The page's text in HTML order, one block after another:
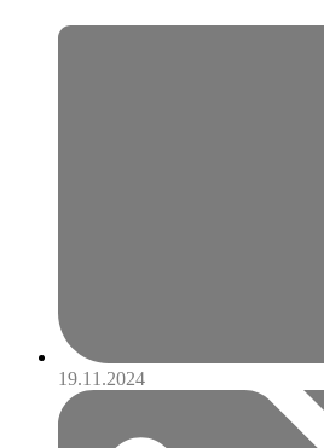
19.11.2024